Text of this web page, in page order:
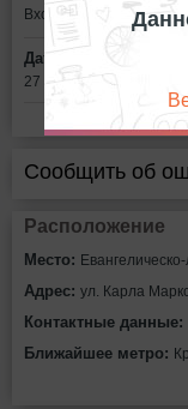
Вход свободный
Дата:
27 ноября в 17:00
Сообщить об
Расположение
Место:
Адрес: ул. Карла
Контактные данные:
Ближайшее метро: